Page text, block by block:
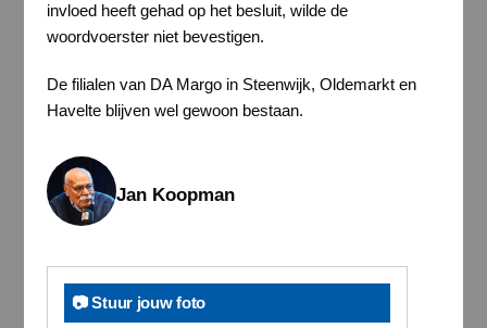
invloed heeft gehad op het besluit, wilde de
woordvoerster niet bevestigen.
De filialen van DA Margo in Steenwijk, Oldemarkt en
Havelte blijven wel gewoon bestaan.
Jan Koopman
📷 Stuur jouw foto